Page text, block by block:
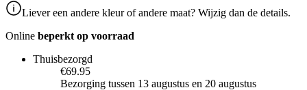
Liever een andere kleur of andere maat? Wijzig dan de details.
Online beperkt op voorraad
Thuisbezorgd
€69.95
Bezorging tussen 13 augustus en 20 augustus